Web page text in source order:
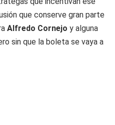
que conserve gran parte
Alfredo Cornejo y alguna
sin que la boleta se vaya a